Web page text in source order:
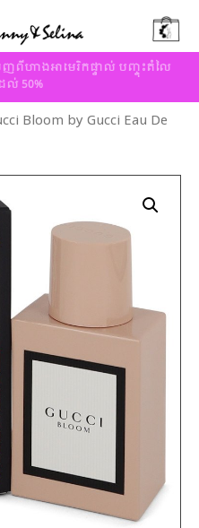
ពីហាងអាមេរិកផ្ទាល់ បញ្ចុះតំលៃ
50%
Bloom by Gucci Eau De